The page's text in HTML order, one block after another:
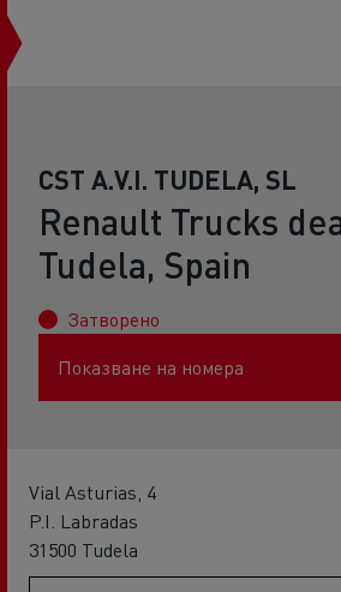
CST A.V.I. TUDELA, SL
Renault Trucks
Tudela, Spain
Затворено
Показване на номера
Vial Asturias, 4
P.I. Labradas
31500 Tudela